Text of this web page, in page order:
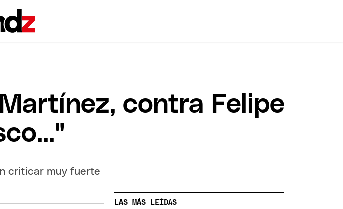
contra Felipe
criticar muy fuerte
LAS MÁS LEÍDAS